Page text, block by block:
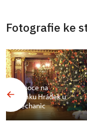
Fotografie ke
Vánoce na
zámku Hrádek u
Nechanic